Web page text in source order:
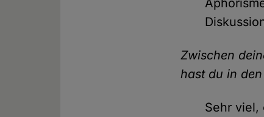
Zwischen
hast du in
Sehr viel,